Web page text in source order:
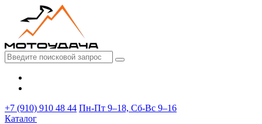
+7 (910) 910 48 44 Пн-Пт 9–18, Сб-Вс 9–16
Каталог